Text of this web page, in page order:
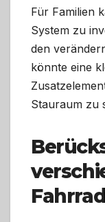
Für Familien
System zu
den
könnte eine
Stauraum zu